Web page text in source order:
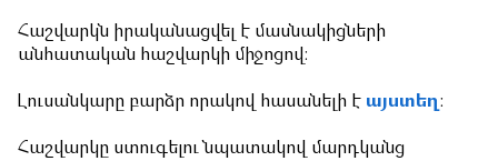
Հաշվարկն իրականացվել է մասնակիցների
անհատական հաշվարկի միջոցով։
Լուսանկարը բարձր որակով հասանելի է այստեղ:
Հաշվարկը ստուգելու նպատակով մարդկանց